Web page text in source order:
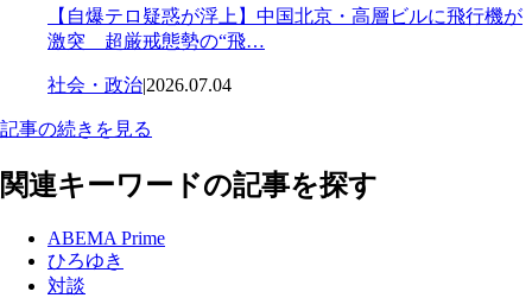
【自爆テロ疑惑が浮上】中国北京・高層ビルに飛行機が
激突 超厳戒態勢の“飛…
社会・政治|2026.07.04
記事の続きを見る
関連キーワードの記事を探す
ABEMA Prime
ひろゆき
対談